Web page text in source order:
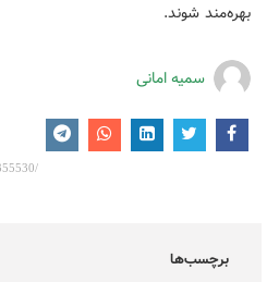
بهره‌مند شوند.
سمیه امانی
برچسب‌ها